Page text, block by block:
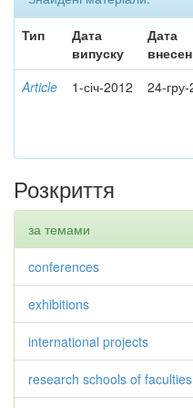
Тип
Дата
випуску
Дата
Article 1-січ-2012 24-
Розкриття
за темами
conferences
exhibitions
international projects
research schools of faculties